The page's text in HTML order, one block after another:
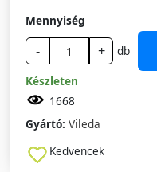
Mennyiség
- + db
Készleten
1668
Gyártó: Vileda
Kedvencek